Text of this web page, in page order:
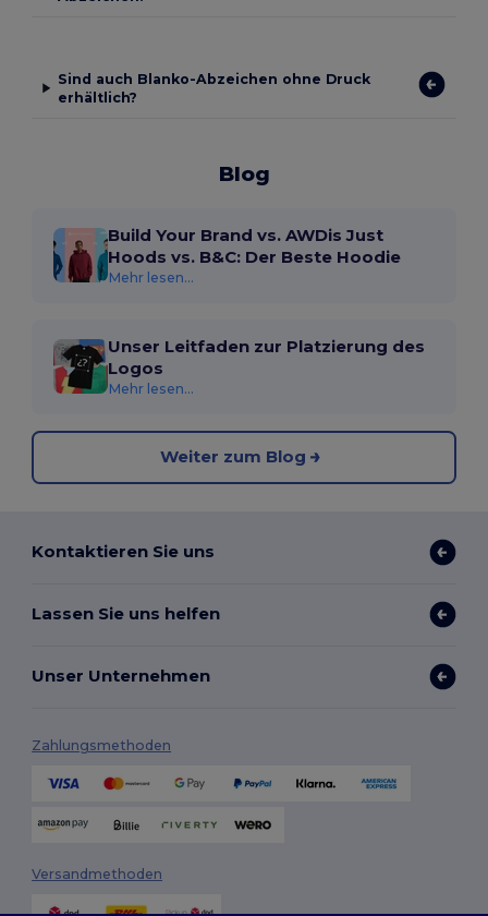
Sind auch Blanko-Abzeichen ohne Druck
erhältlich?
Blog
Build Your Brand vs. AWDis Just
Hoods vs. B&C: Der Beste Hoodie
Mehr lesen...
Unser Leitfaden zur Platzierung des
Logos
Mehr lesen...
Weiter zum Blog
Kontaktieren Sie uns
Lassen Sie uns helfen
Unser Unternehmen
Zahlungsmethoden
Versandmethoden